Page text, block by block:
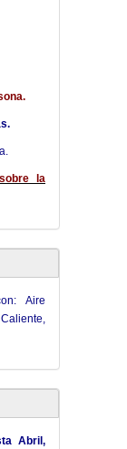
la
Aire
Abril,